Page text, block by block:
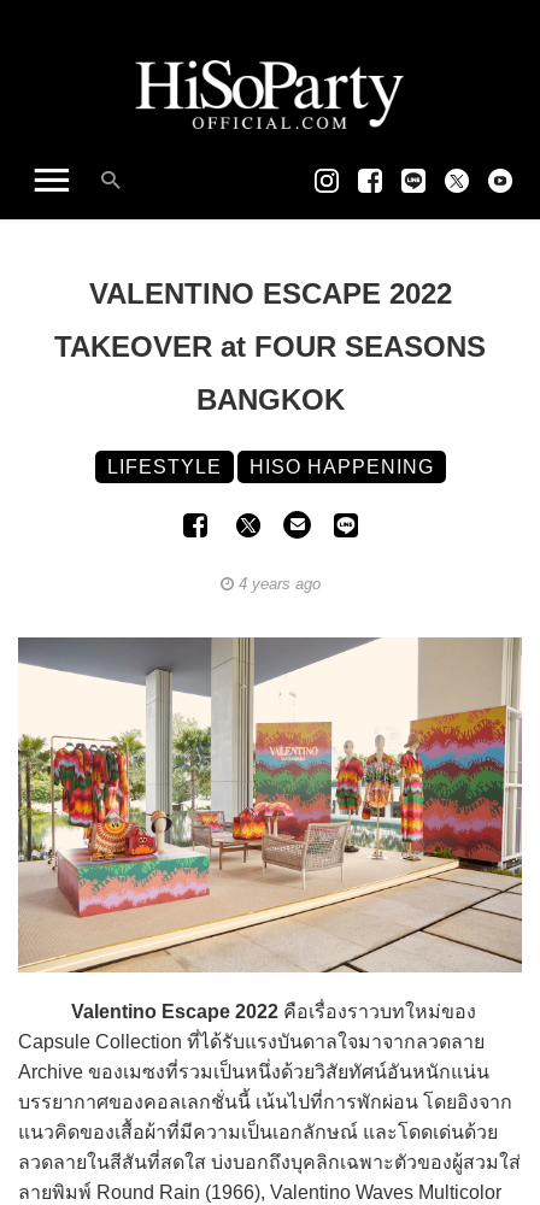
VALENTINO ESCAPE 2022
TAKEOVER at FOUR SEASONS
BANGKOK
LIFESTYLE HISO HAPPENING
4 years ago
Valentino Escape 2022 คือเรื่องราวบทใหม่ของ
Capsule Collection ที่ได้รับแรงบันดาลใจมาจากลวดลาย
Archive ของเมซงที่รวมเป็นหนึ่งด้วยวิสัยทัศน์อันหนักแน่น
บรรยากาศของคอลเลกชั่นนี้ เน้นไปที่การพักผ่อน โดยอิงจาก
แนวคิดของเสื้อผ้าที่มีความเป็นเอกลักษณ์ และโดดเด่นด้วย
ลวดลายในสีสันที่สดใส บ่งบอกถึงบุคลิกเฉพาะตัวของผู้สวมใส่
ลายพิมพ์ Round Rain (1966), Valentino Waves Multicolor